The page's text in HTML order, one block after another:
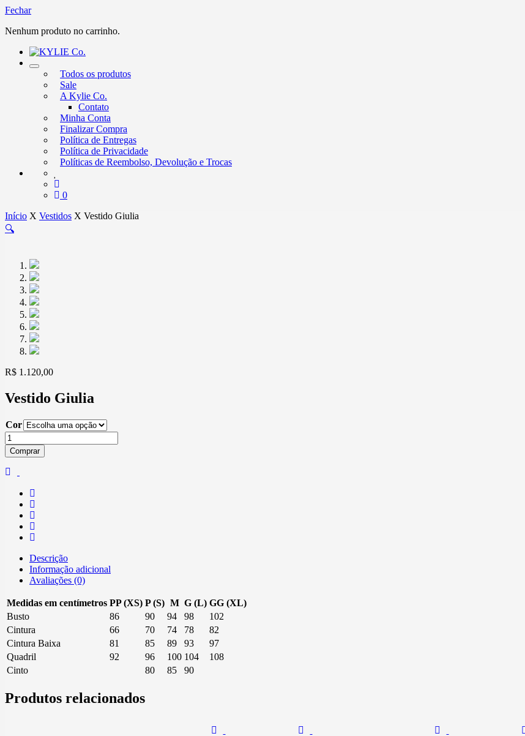
Fechar
Nenhum produto no carrinho.
Alternar
nevegação
Todos os produtos
Sale
A Kylie Co.
Contato
Minha Conta
Finalizar Compra
Política de Entregas
Política de Privacidade
Políticas de Reembolso, Devolução e Trocas
0
Início X Vestidos X Vestido Giulia
🔍
R$ 1.120,00
Vestido Giulia
Cor
Vestido
Giulia
quantidade
Comprar
Descrição
Informação adicional
Avaliações (0)
Medidas em centímetros PP (XS) P (S) M G (L) GG (XL)
Busto
86 90 94 98
102
Cintura
66 70 74 78
82
Cintura Baixa
81 85 89 93
97
Quadril
92 96 100 104
108
Cinto
80 85 90
Produtos relacionados